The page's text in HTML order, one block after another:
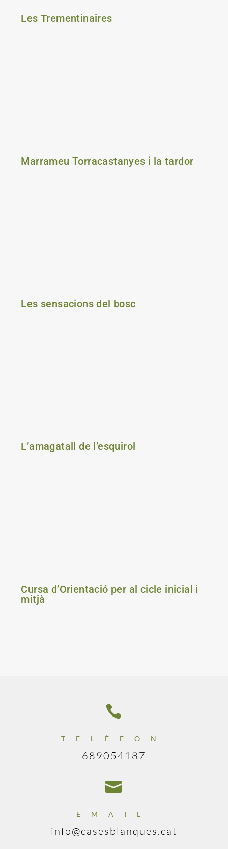
Les Trementinaires
Marrameu Torracastanyes i la tardor
Les sensacions del bosc
L’amagatall de l’esquirol
Cursa d’Orientació per al cicle inicial i
mitjà

TELÈFON
689054187

EMAIL
info@casesblanques.cat